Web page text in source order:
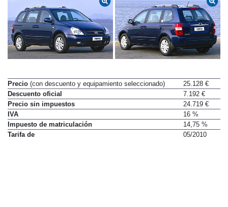
Precio (con descuento y equipamiento seleccionado)
25.128 €
Descuento oficial
7.192 €
Precio sin impuestos
24.719 €
IVA
16 %
Impuesto de matriculación
14,75 %
Tarifa de
05/2010